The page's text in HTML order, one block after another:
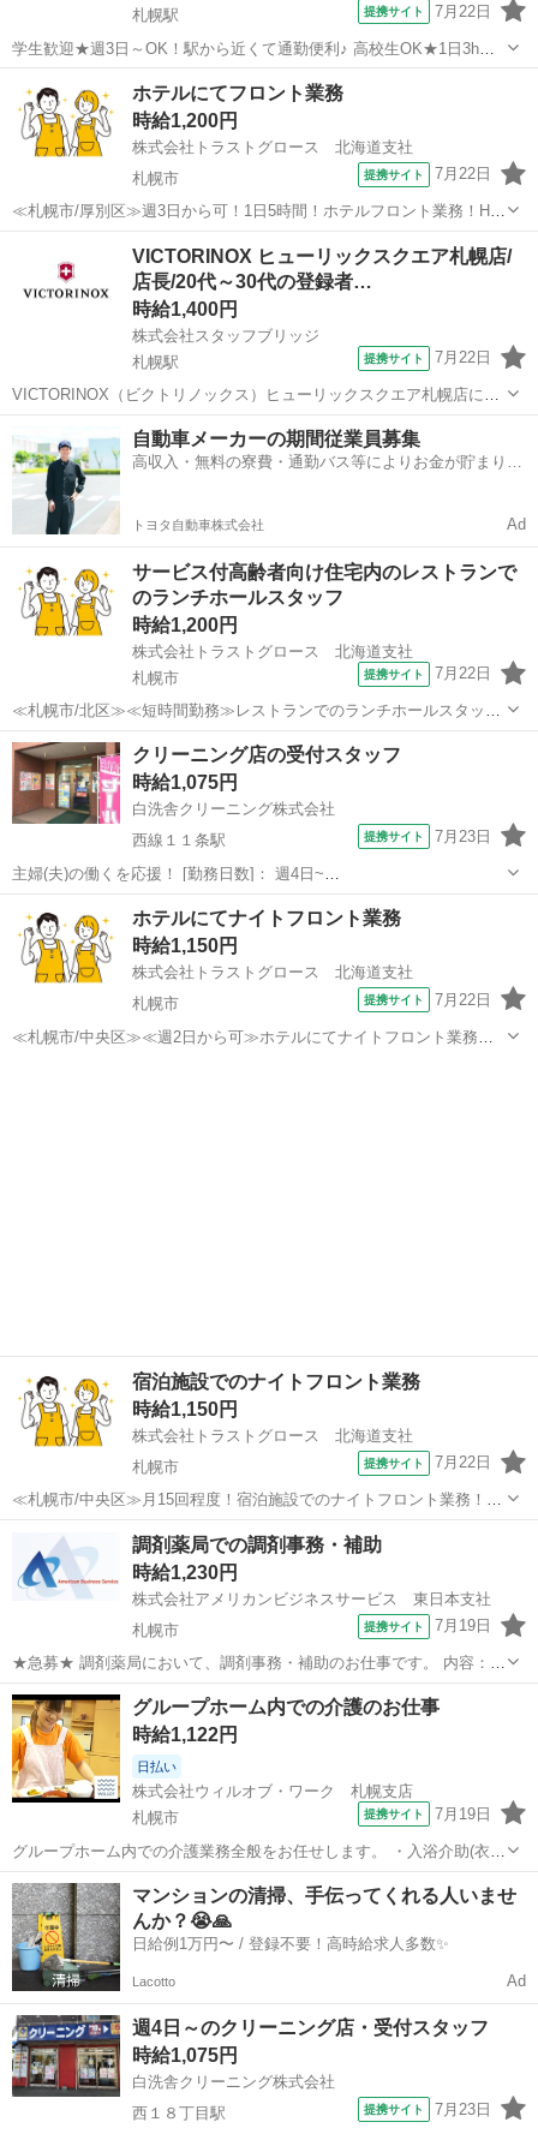
札幌駅
提携サイト 7月22日
学生歓迎★週3日～OK！駅から近くて通勤便利♪ 高校生OK★1日3h～
OK！学校との両立も◎ お友達と一緒に応募も可能！ カジュアルイタ
リアン「肩肘張らない、大人のイタリアン」がコンセプトのお店で
す。 【こんな方にオススメ...
ホールスタッフ
ホテルにてフロント業務
時給1,200円
株式会社トラストグロース 北海道支社
札幌市
提携サイト 7月22日
≪札幌市/厚別区≫週3日から可！1日5時間！ホテルフロント業務！H-
3762 ————————————————————————————
【お仕事内容】 ホテルにてフロント業務を行って頂きます。 ＊シフト
は固定等相談可能です...
VICTORINOX ヒューリックスクエア札幌店/
店長/20代～30代の登録者…
時給1,400円
株式会社スタッフブリッジ
札幌駅
提携サイト 7月22日
VICTORINOX（ビクトリノックス）ヒューリックスクエア札幌店にて
ご勤務いただきます。日常生活に役立つ高品質なアイテムが揃う雑貨
ブランドのショップスタッフとして活躍！ 《主な業務》 ・接客販売及
び付帯業務 ・ラッピ...
札幌市 札幌駅
自動車メーカーの期間従業員募集
高収入・無料の寮費・通勤バス等によりお金が貯まりや
トヨタ自動車株式会社 Ad
サービス付高齢者向け住宅内のレストランで
のランチホールスタッフ
時給1,200円
株式会社トラストグロース 北海道支社
札幌市
提携サイト 7月22日
≪札幌市/北区≫≪短時間勤務≫レストランでのランチホールスタッフ
——————————————————————— 【業務内容】 サー
ビス付高齢者向け住宅内のレストランでのランチホールスタッフ ホー
ル・配膳・オーダー対応などの...
北海道 札幌市 ホールスタッフ
クリーニング店の受付スタッフ
時給1,075円
白洗舎クリーニング株式会社
西線１１条駅
提携サイト 7月23日
主婦(夫)の働くを応援！ [勤務日数]： 週4日~
09:00~13:00/14:00~18:30/10:00~13:00/14:00~18:00 月/火/水/木/金/土/
日 などから選べます [勤務地・最寄駅]： 北海...
西線１１条駅 フロント
ホテルにてナイトフロント業務
時給1,150円
株式会社トラストグロース 北海道支社
札幌市
提携サイト 7月22日
≪札幌市/中央区≫≪週2日から可≫ホテルにてナイトフロント業務
宿泊施設でのナイトフロント業務
時給1,150円
株式会社トラストグロース 北海道支社
札幌市
提携サイト 7月22日
≪札幌市/中央区≫月15回程度！宿泊施設でのナイトフロント業務！
——————————————————————————— 【お仕事
内容】 予約受付、チェックイン・チェックアウト作業、ゲスト対応、
データ入力等 シフトは自分の都...
北海道 札幌市 ホテル
調剤薬局での調剤事務・補助
時給1,230円
株式会社アメリカンビジネスサービス 東日本支社
札幌市
提携サイト 7月19日
★急募★ 調剤薬局において、調剤事務・補助のお仕事です。 内容：受
付・電話応対・会計・レセプト・ピッキング・検品・PC入力等 ☆未経
験者歓迎 ※1からレクチャーします ※経験者優遇します ☆週休2日
☆制服貸与 ☆社保...
北海道 札幌市 ホテル
グループホーム内での介護のお仕事
時給1,122円
日払い
株式会社ウィルオブ・ワーク 札幌支店
札幌市
提携サイト 7月19日
グループホーム内での介護業務全般をお任せします。 ・入浴介助(衣類
の着脱補助、洗髪、洗顔、体洗い補助など) ・食事介助(食事摂取のサ
ポート、声掛け、見守り、配膳など) ・排泄介助(トイレへの誘導、見
守り、おむつ交換など) ...
北海道 札幌市
マンションの清掃、手伝ってくれる人いませ
んか？😭🙏
日給例1万円〜 / 登録不要！高時給求人多数✨
Lacotto Ad
週4日～のクリーニング店・受付スタッフ
時給1,075円
白洗舎クリーニング株式会社
西１８丁目駅
提携サイト 7月23日